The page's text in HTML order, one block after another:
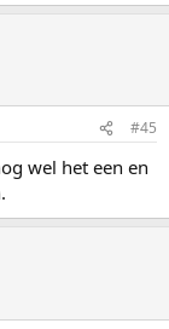
#45
wel het een en